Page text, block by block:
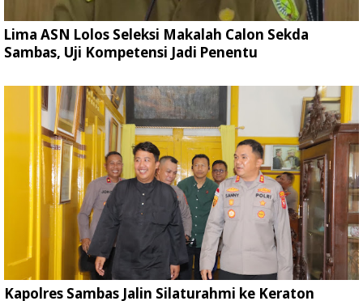
Lima ASN Lolos Seleksi Makalah Calon Sekda
Sambas, Uji Kompetensi Jadi Penentu
Kapolres Sambas Jalin Silaturahmi ke Keraton